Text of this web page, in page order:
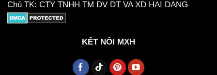
Chủ TK: CTY TNHH TM DV DT VA XD HAI DANG
KẾT NỐI MXH